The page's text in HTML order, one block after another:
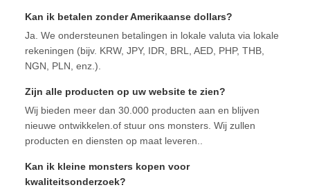
Kan ik betalen zonder Amerikaanse dollars?
Ja. We ondersteunen betalingen in lokale valuta via lokale
rekeningen (bijv. KRW, JPY, IDR, BRL, AED, PHP, THB,
NGN, PLN, enz.).
Zijn alle producten op uw website te zien?
Wij bieden meer dan 30.000 producten aan en blijven
nieuwe ontwikkelen.of stuur ons monsters. Wij zullen
producten en diensten op maat leveren..
Kan ik kleine monsters kopen voor
kwaliteitsonderzoek?